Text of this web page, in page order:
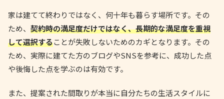
家は建てて終わりではなく、何十年も暮らす場所です。その
ため、 契約時の満足度だけではなく、長期的な満足度を重視
して選択することが失敗しないためのカギとなります。その
ため、実際に建てた方のブログやSNSを参考に、成功した点
や後悔した点を学ぶのは有効です。
また、提案された間取りが本当に自分たちの生活スタイルに